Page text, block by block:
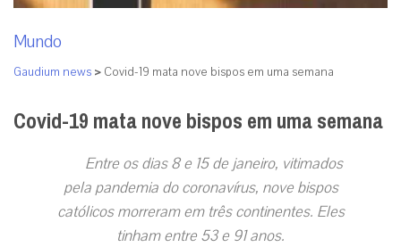
Mundo
Gaudium news > Covid-19 mata nove bispos em uma semana
Covid-19 mata nove bispos em uma semana
Entre os dias 8 e 15 de janeiro, vitimados
pela pandemia do coronavírus, nove bispos
católicos morreram em três continentes. Eles
tinham entre 53 e 91 anos.